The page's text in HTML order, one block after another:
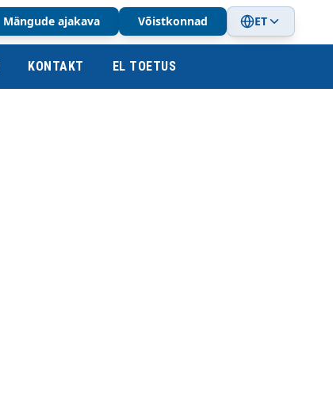
Mängude ajakava Võistkonnad ET
KONTAKT EL TOETUS